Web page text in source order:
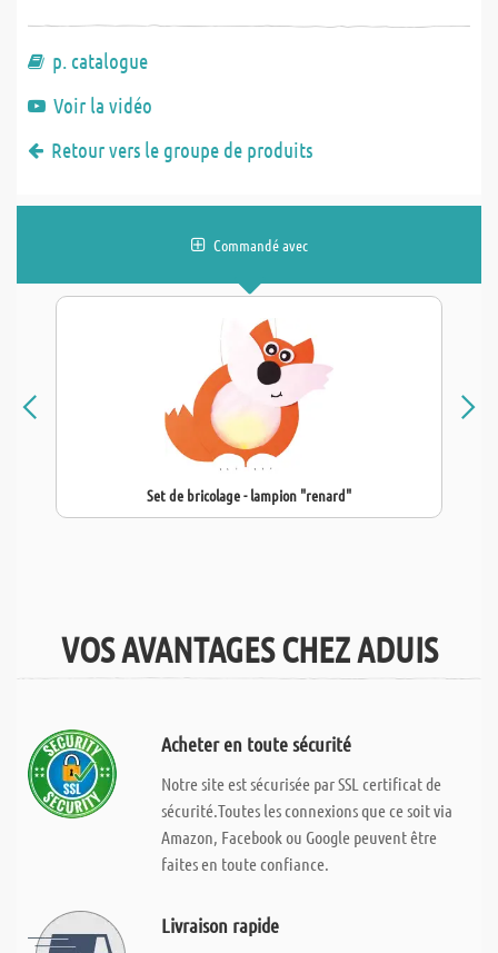
p. catalogue
Voir la vidéo
Retour vers le groupe de produits
Commandé avec
Set de bricolage - lampion "renard"
VOS AVANTAGES CHEZ ADUIS
Acheter en toute sécurité
Notre site est sécurisée par SSL certificat de
sécurité.Toutes les connexions que ce soit via
Amazon, Facebook ou Google peuvent être
faites en toute confiance.
Livraison rapide